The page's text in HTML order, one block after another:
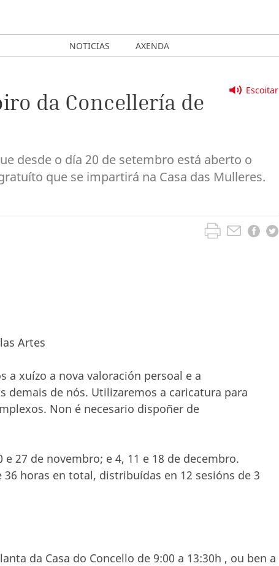
NOTICIAS AXENDA
Escoitar
da Concellería de
desde o día 20 de setembro está aberto o
que se impartirá na Casa das Mulleres.
Artes
a xuízo a nova valoración persoal e a
demais de nós. Utilizaremos a caricatura para
Non é necesario dispoñer de
27 de novembro; e 4, 11 e 18 de decembro.
horas en total, distribuídas en 12 sesións de 3
da Casa do Concello de 9:00 a 13:30h , ou ben a